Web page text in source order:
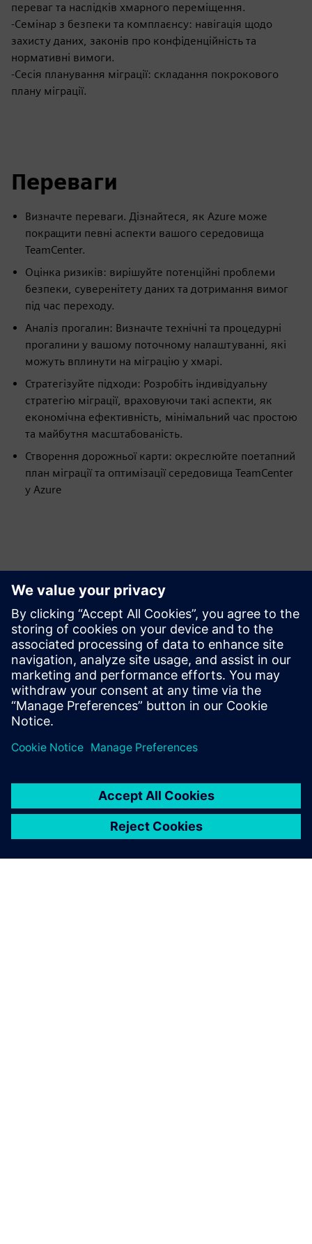
переваг та наслідків хмарного переміщення.
-Семінар з безпеки та комплаєнсу: навігація щодо
захисту даних, законів про конфіденційність та
нормативні вимоги.
-Сесія планування міграції: складання покрокового
плану міграції.
Переваги
Визначте переваги. Дізнайтеся, як Azure може
покращити певні аспекти вашого середовища
TeamCenter.
Оцінка ризиків: вирішуйте потенційні проблеми
безпеки, суверенітету даних та дотримання вимог
під час переходу.
Аналіз прогалин: Визначте технічні та процедурні
прогалини у вашому поточному налаштуванні, які
можуть вплинути на міграцію у хмарі.
Стратегізуйте підходи: Розробіть індивідуальну
стратегію міграції, враховуючи такі аспекти, як
економічна ефективність, мінімальний час простою
та майбутня масштабованість.
Створення дорожньої карти: окреслюйте поетапний
план міграції та оптимізації середовища TeamCenter
у Azure
Ресурси й супутні
продукти
Передумови
жоден